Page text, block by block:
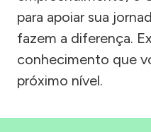
para apoiar sua
fazem a diferença.
conhecimento que
próximo nível.